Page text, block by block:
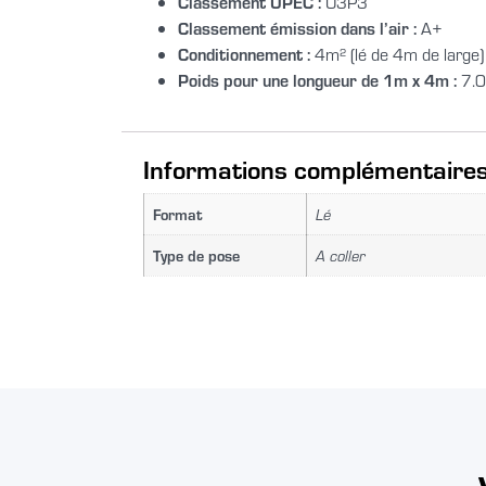
Classement émission dans l’air :A+
Conditionnement :4m² (lé de 4m de large)
Poids pour une longueur de 1m x 4m :
Informations
Format
Lé
Type de pose
A coller